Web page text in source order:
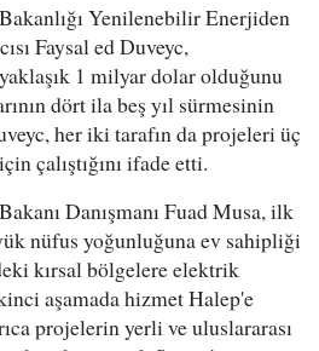
Yenilenebilir Enerjiden
Faysal ed Duveyc,
1 milyar dolar olduğunu
dört ila beş yıl sürmesinin
her iki tarafın da projeleri üç
çalıştığını ifade etti.
Danışmanı Fuad Musa, ilk
nüfus yoğunluğuna ev sahipliği
kırsal bölgelere elektrik
aşamada hizmet Halep'e
projelerin yerli ve uluslararası